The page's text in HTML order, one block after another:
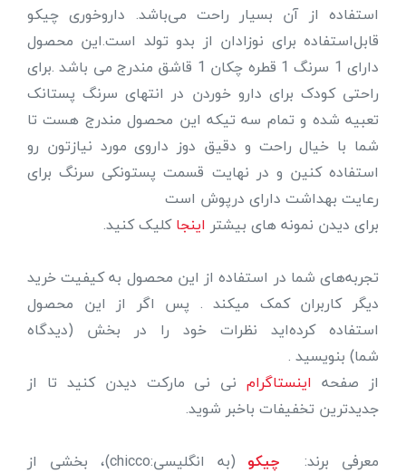
استفاده از آن بسیار راحت می‌باشد. داروخوری چیکو
قابل‌استفاده برای نوزادان از بدو تولد است.این محصول
دارای 1 سرنگ 1 قطره چکان 1 قاشق مندرج می باشد .برای
راحتی کودک برای دارو خوردن در انتهای سرنگ پستانک
تعبیه شده و تمام سه تیکه این محصول مندرج هست تا
شما با خیال راحت و دقیق دوز داروی مورد نیازتون رو
استفاده کنین و در نهایت قسمت پستونکی سرنگ برای
رعایت بهداشت دارای درپوش است
برای دیدن نمونه های بیشتر اینجاکلیک کنید.
تجربه‌های شما در استفاده از این محصول به کیفیت خرید
دیگر کاربران کمک میکند . پس اگر از این محصول
استفاده کرده‌اید نظرات خود را در بخش (دیدگاه
شما) بنویسید .
از صفحه اینستاگرام نی نی مارکت دیدن کنید تا از
جدیدترین تخفیفات باخبر شوید.
معرفی برند: چیکو
(به انگلیسی:chicco)، بخشی از